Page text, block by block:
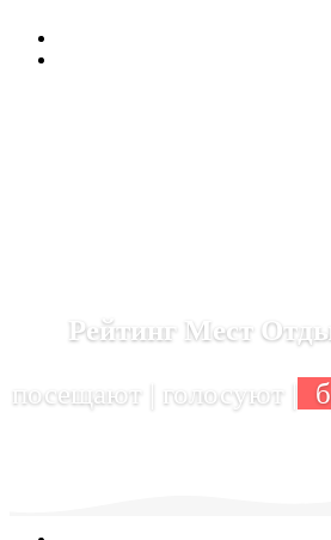
Рейтинг Мест
посещают | голосуют |